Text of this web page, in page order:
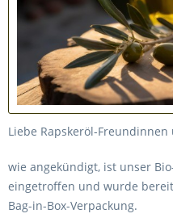
Liebe Rapskeröl-
wie angekündigt, ist unser
eingetroffen und wurde
Bag-in-Box-Verpackung.